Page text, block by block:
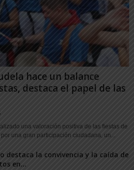
hace un balance
destaca el papel de las
una valoración positiva de las fiestas de
una gran participación ciudadana, un...
destaca la convivencia y la caída de
en...